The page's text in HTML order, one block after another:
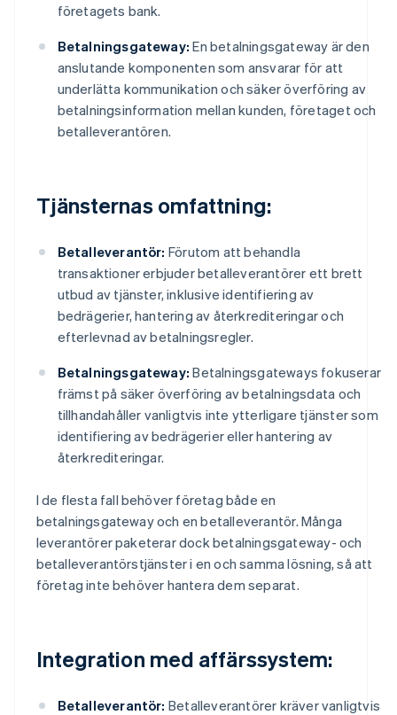
företagets bank.
Betalningsgateway: En betalningsgateway är den
anslutande komponenten som ansvarar för att
underlätta kommunikation och säker överföring av
betalningsinformation mellan kunden, företaget och
betalleverantören.
Tjänsternas omfattning:
Betalleverantör: Förutom att behandla
transaktioner erbjuder betalleverantörer ett brett
utbud av tjänster, inklusive identifiering av
bedrägerier, hantering av återkrediteringar och
efterlevnad av betalningsregler.
Betalningsgateway: Betalningsgateways fokuserar
främst på säker överföring av betalningsdata och
tillhandahåller vanligtvis inte ytterligare tjänster som
identifiering av bedrägerier eller hantering av
återkrediteringar.
I de flesta fall behöver företag både en
betalningsgateway och en betalleverantör. Många
leverantörer paketerar dock betalningsgateway- och
betalleverantörstjänster i en och samma lösning, så att
företag inte behöver hantera dem separat.
Integration med affärssystem:
Betalleverantör: Betalleverantörer kräver vanligtvis